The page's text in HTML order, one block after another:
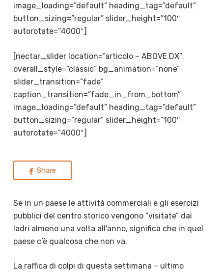
image_loading=”default” heading_tag=”default”
button_sizing=”regular” slider_height=”100″
autorotate=”4000″]
[nectar_slider location=”articolo – ABOVE DX”
overall_style=”classic” bg_animation=”none”
slider_transition=”fade”
caption_transition=”fade_in_from_bottom”
image_loading=”default” heading_tag=”default”
button_sizing=”regular” slider_height=”100″
autorotate=”4000″]
Share
Se in un paese le attività commerciali e gli esercizi
pubblici del centro storico vengono “visitate” dai
ladri almeno una volta all’anno, significa che in quel
paese c’è qualcosa che non va.
La raffica di colpi di questa settimana – ultimo